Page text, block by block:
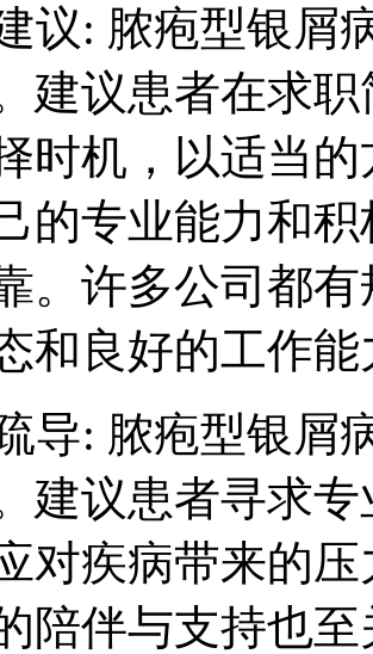
议: 脓疱型银屑
建议患者在求
时机，以适当
的专业能力和
。许多公司都
和良好的工作
导: 脓疱型银屑
建议患者寻求
对疾病带来的
陪伴与支持也